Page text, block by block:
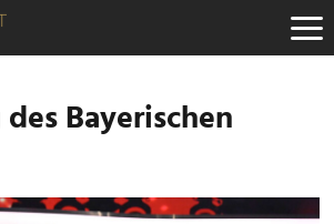
Bayerischen